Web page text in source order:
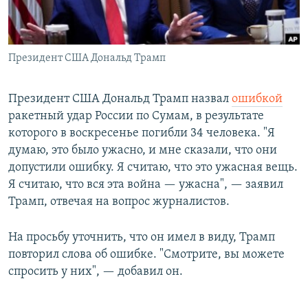
Президент США Дональд Трамп
Президент США Дональд Трамп назвал ошибкой
ракетный удар России по Сумам, в результате
которого в воскресенье погибли 34 человека. "Я
думаю, это было ужасно, и мне сказали, что они
допустили ошибку. Я считаю, что это ужасная вещь.
Я считаю, что вся эта война — ужасна", — заявил
Трамп, отвечая на вопрос журналистов.
На просьбу уточнить, что он имел в виду, Трамп
повторил слова об ошибке. "Смотрите, вы можете
спросить у них", — добавил он.